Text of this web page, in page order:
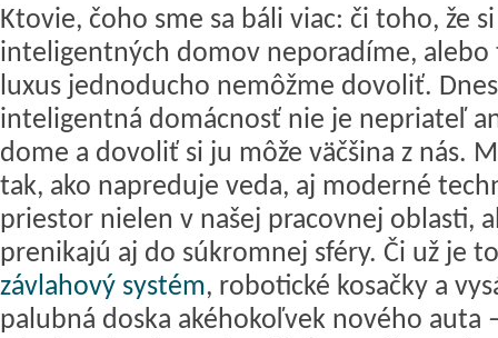
Ktovie, čoho sme sa báli viac: či toho, že
inteligentných domov neporadíme, alebo
luxus jednoducho nemôžme dovoliť.
inteligentná domácnosť nie je nepriateľ
dome a dovoliť si ju môže väčšina z nás.
tak, ako napreduje veda, aj moderné
priestor nielen v našej pracovnej oblasti,
prenikajú aj do súkromnej sféry. Či už je
závlahový systém, robotické kosačky a
palubná doska akéhokoľvek nového auta